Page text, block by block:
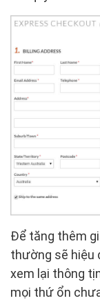
Để tăng thêm
thường sẽ hiệu
xem lại thông
mọi thứ ổn